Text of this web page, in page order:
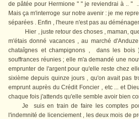
de pâtée pour Hermione " " je reviendrai à ..
Mais ça m'interroge sur notre avenir : je me
séparées . Enfin , l'heure n'est pas au
Hier , juste retour des choses , maman, que
m'étais donné vacances , au marché
chataîgnes et champignons , dans les
souffrances réunies ; elle m'a demandé une
emprunter de l'argent pour qu'elle reste chez
sixième depuis quinze jours , qu'on avait pas
emprunt auprès du Crédit Foncier , etc ... et
chaque fois j'attends qu'elle semble avoir bien
Je suis en train de faire les comptes
l'indemnité de licenciement , les deux mois de